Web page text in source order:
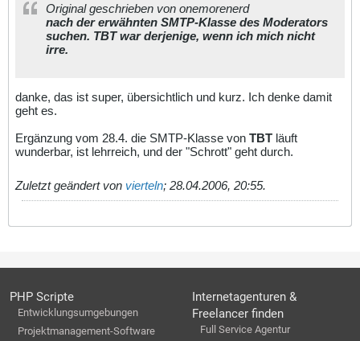
Original geschrieben von onemorenerd
nach der erwähnten SMTP-Klasse des Moderators
suchen. TBT war derjenige, wenn ich mich nicht
irre.
danke, das ist super, übersichtlich und kurz. Ich denke damit
geht es.
Ergänzung vom 28.4. die SMTP-Klasse von TBT läuft
wunderbar, ist lehrreich, und der "Schrott" geht durch.
Zuletzt geändert von vierteln; 28.04.2006, 20:55.
PHP Scripte
Entwicklungsumgebungen
Projektmanagement-Software
Internetagenturen &
Freelancer finden
Full Service Agentur